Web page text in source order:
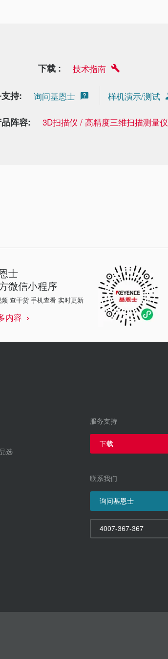
下载 : 技术指南
持: 询问基恩士 样机演示/测试
阵容: 3D扫描仪 / 高精度三维扫描测量仪
士
微信小程序
查干货 手机查看 实时更新
内容
选
服务支持
下载
联系我们
询问基恩士
4007-367-367